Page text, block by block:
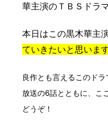
華主演のＴＢＳドラ
本日はこの黒木華主
ていきたいと思いま
良作とも言えるこのド
放送の6話とともに、こ
どうぞ！